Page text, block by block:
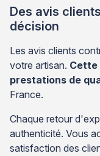
Des avis
décision
Les avis clients
votre artisan. Cette
prestations de
France.
Chaque retour
authenticité. Vous
satisfaction des